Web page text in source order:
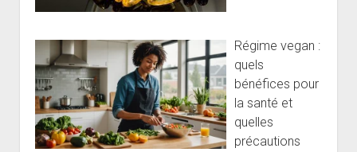
Régime vegan :
quels
bénéfices pour
la santé et
quelles
précautions